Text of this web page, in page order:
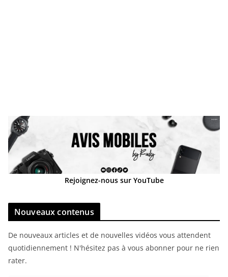
Rejoignez-nous sur YouTube
Nouveaux contenus
De nouveaux articles et de nouvelles vidéos vous attendent
quotidiennement ! N'hésitez pas à vous abonner pour ne rien
rater.